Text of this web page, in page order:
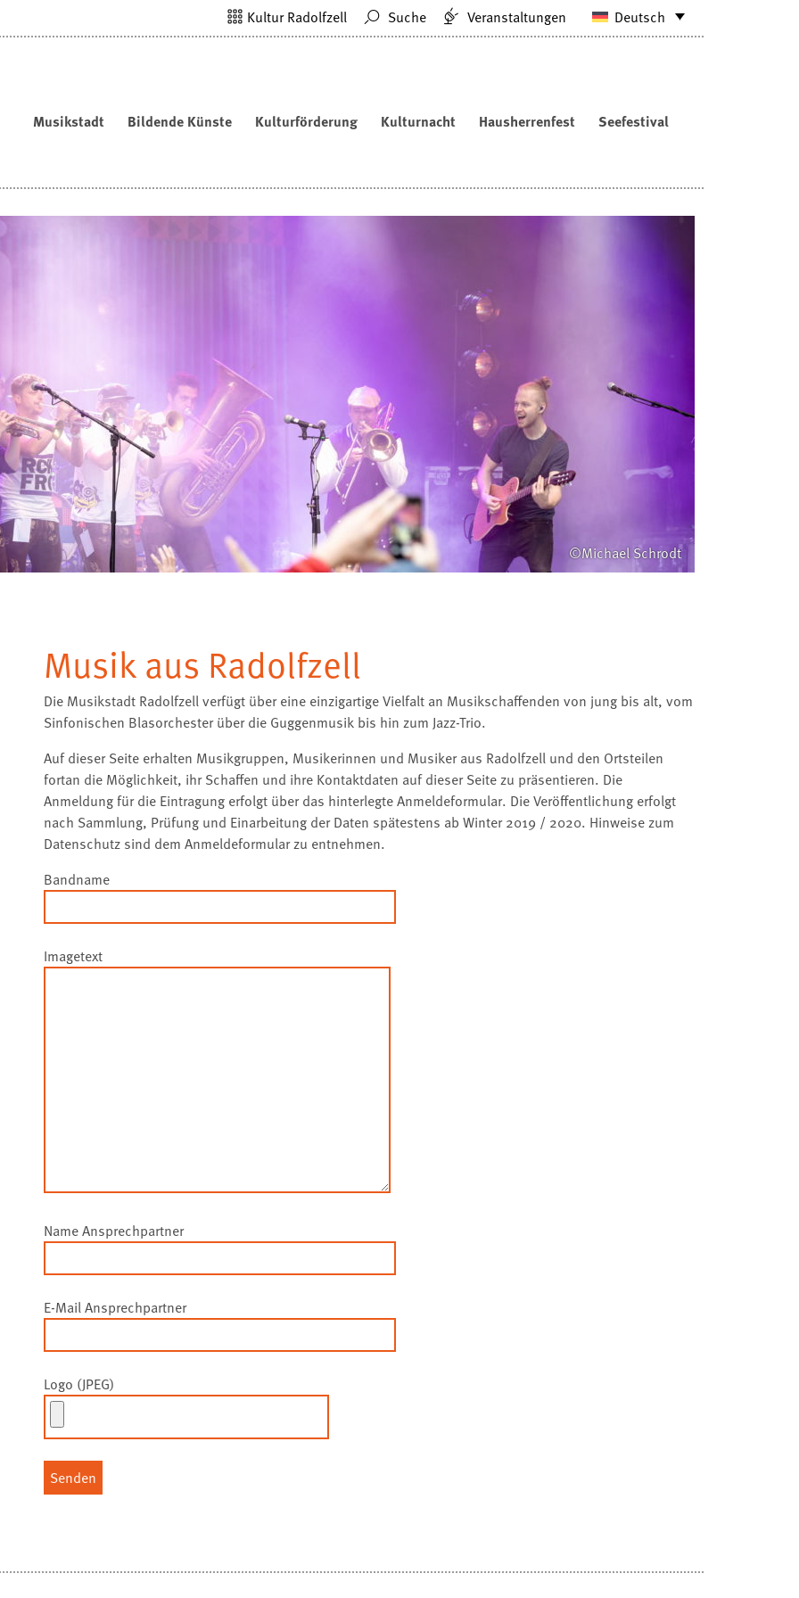
Deutsch
Kultur Radolfzell Suche Veranstaltungen
Musikstadt Bildende Künste Kulturförderung Kulturnacht Hausherrenfest Seefestival
©Michael Schrodt
Musik aus Radolfzell
Die Musikstadt Radolfzell verfügt über eine einzigartige Vielfalt an Musikschaffenden von jung bis alt, vom
Sinfonischen Blasorchester über die Guggenmusik bis hin zum Jazz-Trio.
Auf dieser Seite erhalten Musikgruppen, Musikerinnen und Musiker aus Radolfzell und den Ortsteilen
fortan die Möglichkeit, ihr Schaffen und ihre Kontaktdaten auf dieser Seite zu präsentieren. Die
Anmeldung für die Eintragung erfolgt über das hinterlegte Anmeldeformular. Die Veröffentlichung erfolgt
nach Sammlung, Prüfung und Einarbeitung der Daten spätestens ab Winter 2019 / 2020. Hinweise zum
Datenschutz sind dem Anmeldeformular zu entnehmen.
Bandname
Imagetext
Name Ansprechpartner
E-Mail Ansprechpartner
Logo (JPEG)